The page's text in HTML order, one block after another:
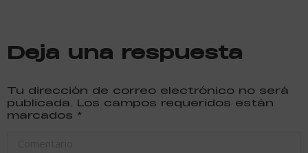
Deja una respuesta
Tu dirección de correo electrónico no será
publicada. Los campos requeridos están
marcados *